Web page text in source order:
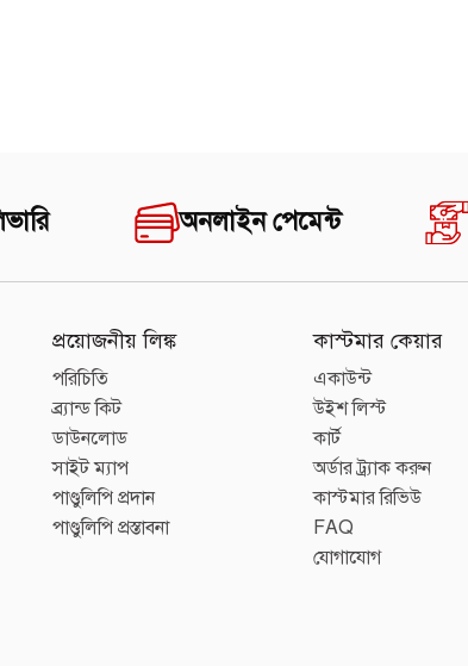
অনলাইন পেমেন্ট
প্রয়োজনীয় লিঙ্ক
পরিচিতি
ব্র্যান্ড কিট
ডাউনলোড
সাইট ম্যাপ
পাণ্ডুলিপি প্রদান
পাণ্ডুলিপি প্রস্তাবনা
কাস্টমার কেয়ার
একাউন্ট
উইশ লিস্ট
কার্ট
অর্ডার ট্র্যাক করুন
কাস্টমার রিভিউ
FAQ
যোগাযোগ